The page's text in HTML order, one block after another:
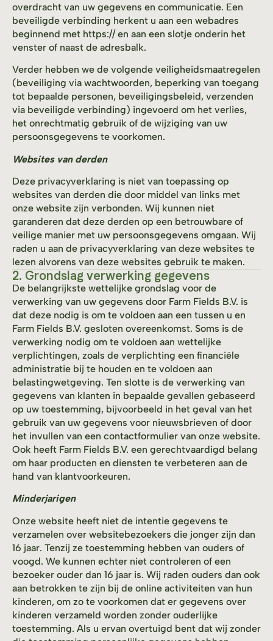
overdracht van uw gegevens en communicatie. Een
beveiligde verbinding herkent u aan een webadres
beginnend met https:// en aan een slotje onderin het
venster of naast de adresbalk.
Verder hebben we de volgende veiligheidsmaatregelen
(beveiliging via wachtwoorden, beperking van toegang
tot bepaalde personen, beveiligingsbeleid, verzenden
via beveiligde verbinding) ingevoerd om het verlies,
het onrechtmatig gebruik of de wijziging van uw
persoonsgegevens te voorkomen.
Websites van derden
Deze privacyverklaring is niet van toepassing op
websites van derden die door middel van links met
onze website zijn verbonden. Wij kunnen niet
garanderen dat deze derden op een betrouwbare of
veilige manier met uw persoonsgegevens omgaan. Wij
raden u aan de privacyverklaring van deze websites te
lezen alvorens van deze websites gebruik te maken.
2. Grondslag verwerking gegevens
De belangrijkste wettelijke grondslag voor de
verwerking van uw gegevens door Farm Fields B.V. is
dat deze nodig is om te voldoen aan een tussen u en
Farm Fields B.V. gesloten overeenkomst. Soms is de
verwerking nodig om te voldoen aan wettelijke
verplichtingen, zoals de verplichting een financiële
administratie bij te houden en te voldoen aan
belastingwetgeving. Ten slotte is de verwerking van
gegevens van klanten in bepaalde gevallen gebaseerd
op uw toestemming, bijvoorbeeld in het geval van het
gebruik van uw gegevens voor nieuwsbrieven of door
het invullen van een contactformulier van onze website.
Ook heeft Farm Fields B.V. een gerechtvaardigd belang
om haar producten en diensten te verbeteren aan de
hand van klantvoorkeuren.
Minderjarigen
Onze website heeft niet de intentie gegevens te
verzamelen over websitebezoekers die jonger zijn dan
16 jaar. Tenzij ze toestemming hebben van ouders of
voogd. We kunnen echter niet controleren of een
bezoeker ouder dan 16 jaar is. Wij raden ouders dan ook
aan betrokken te zijn bij de online activiteiten van hun
kinderen, om zo te voorkomen dat er gegevens over
kinderen verzameld worden zonder ouderlijke
toestemming. Als u ervan overtuigd bent dat wij zonder